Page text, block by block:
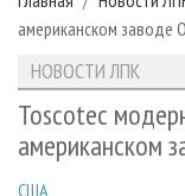
РУБРИКИ
ЛЕСОЗАГОТОВКА
ЛЕСОПИЛЕНИЕ
НОВОСТИ
НОВОСТИ ЛПК
НОВОСТИ
ПРОЕКТЫ ЛПИ
АНАЛИТИКА
ПРЕДПРИЯТИЯ
АРХИВ
АРХИВ
О ЖУРНАЛЕ
РЕКЛАМОДАТЕЛЯМ
американском заводе
НОВОСТИ ЛПК
Toscotec
американском
США